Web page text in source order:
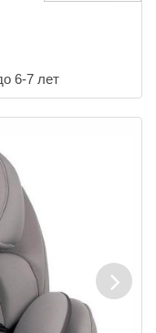
6-7 лет